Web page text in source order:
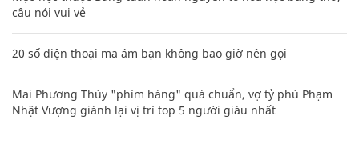
câu nói vui vẻ
20 số điện thoại ma ám bạn không bao giờ nên gọi
Mai Phương Thúy "phím hàng" quá chuẩn, vợ tỷ phú Phạm
Nhật Vượng giành lại vị trí top 5 người giàu nhất